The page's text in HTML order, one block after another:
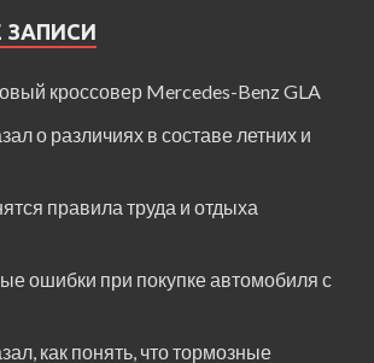
ЗАПИСИ
кроссовер Mercedes-Benz GLA
о различиях в составе летних и
правила труда и отдыха
ошибки при покупке автомобиля с
как понять, что тормозные